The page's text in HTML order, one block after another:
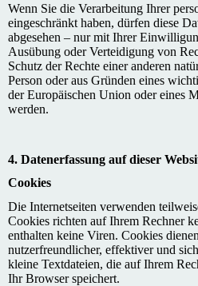
Wenn Sie die Verarbeitung Ihrer
eingeschränkt haben, dürfen diese
abgesehen – nur mit Ihrer
Ausübung oder Verteidigung von
Schutz der Rechte einer anderen
Person oder aus Gründen eines
der Europäischen Union oder eines
werden.
4. Datenerfassung auf dieser
Cookies
Die Internetseiten verwenden
Cookies richten auf Ihrem Rechner
enthalten keine Viren. Cookies
nutzerfreundlicher, effektiver und
kleine Textdateien, die auf Ihrem
Ihr Browser speichert.